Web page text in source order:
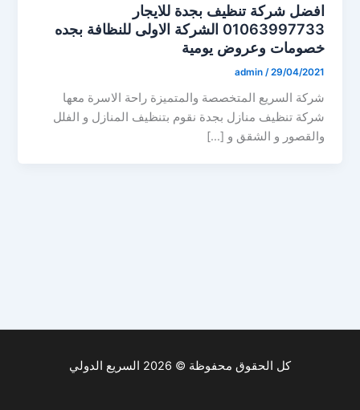
افضل شركة تنظيف بجدة للايجار
01063997733 الشركة الاولى للنظافة بجده
خصومات وعروض يومية
admin /29/04/2021
شركة السريع المتخصصة والمتميزة راحة الاسرة معها
شركة تنظيف منازل بجدة نقوم بتنظيف المنازل و الفلل
والقصور و الشقق و […]
كل الحقوق محفوظة © 2026 السريع الدولي